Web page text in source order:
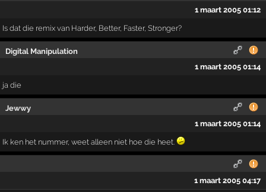
1 maart 2005 01:12
Is dat die remix van Harder, Better, Faster, Stronger?
Digital Manipulation
1 maart 2005 01:14
ja die
Jewwy
1 maart 2005 01:14
Ik ken het nummer, weet alleen niet hoe die heet.
1 maart 2005 04:17